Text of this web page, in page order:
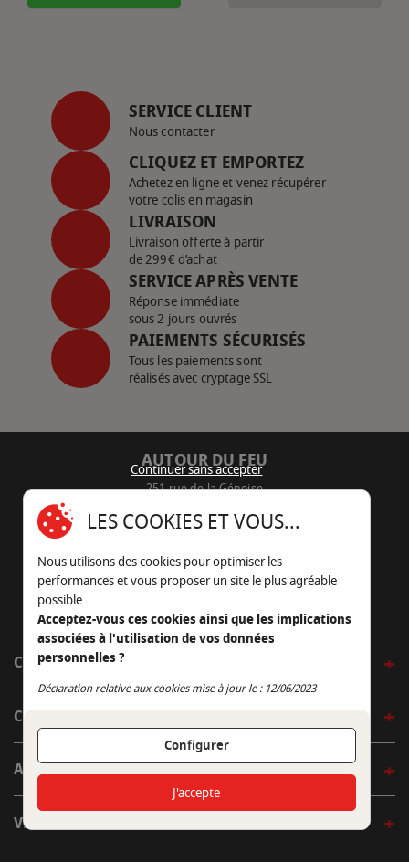
SERVICE CLIENT
Nous contacter
CLIQUEZ ET EMPORTEZ
Achetez en ligne et venez récupérer
votre colis en magasin
LIVRAISON
Livraison offerte à partir
de 299€ d’achat
SERVICE APRÈS VENTE
Réponse immédiate
sous 2 jours ouvrés
PAIEMENTS SÉCURISÉS
Tous les paiements sont
réalisés avec cryptage SSL
AUTOUR DU FEU
251 rue de la Génoise
05 45 22 98 09
Nous envoyer un e-mail
CÔTÉ OUTDOOR
CÔTÉ INDOOR
AUTOUR DE LA TABLE
VENIR EN BOUTIQUE
Continuer sans accepter
LES COOKIES ET VOUS...
Nous utilisons des cookies pour optimiser les
performances et vous proposer un site le plus agréable
possible.
Acceptez-vous ces cookies ainsi que les implications
associées à l'utilisation de vos données
personnelles ?
Déclaration relative aux cookies mise à jour le : 12/06/2023
Configurer
Continuer sans accepter
J'accepte